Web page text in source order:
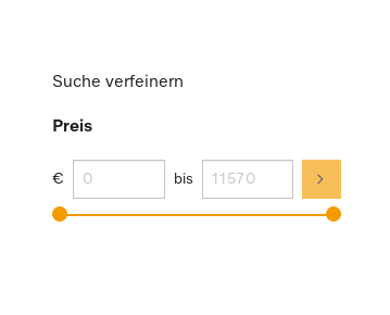
Suche verfeinern
Preis
€ bis